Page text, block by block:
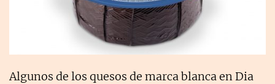
Algunos de los quesos de marca blanca en Dia